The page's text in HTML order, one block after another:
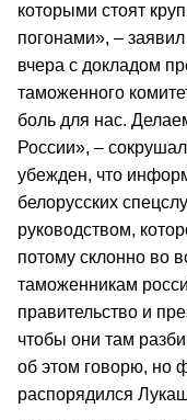
которыми стоят
погонами», –
вчера с докладом
таможенного
боль для нас.
России», –
убежден, что
белорусских
руководством,
потому склонно во
таможенникам
правительство и
чтобы они там
об этом говорю, но
распорядился